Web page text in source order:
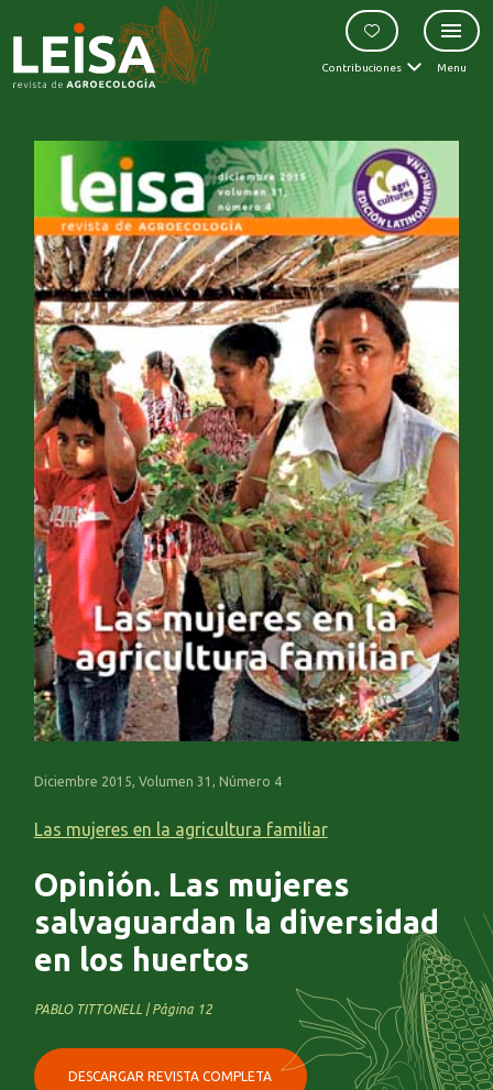
Contribuciones Menu
Diciembre 2015, Volumen 31, Número 4
Las mujeres en la agricultura familiar
Opinión. Las mujeres
salvaguardan la diversidad
en los huertos
PABLO TITTONELL | Página 12
DESCARGAR REVISTA COMPLETA